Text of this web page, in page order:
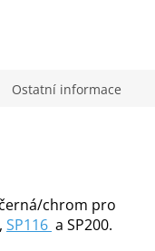
Ostatní informace
chrom pro
, SP116 a SP200.